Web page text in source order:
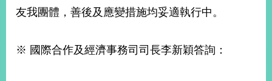
友我團體，善後及應變措施均妥適執行中。
※ 國際合作及經濟事務司司長李新穎答詢：